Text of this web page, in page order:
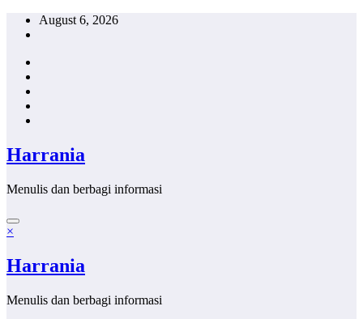
Skip
August 6, 2026
Harrania
Menulis dan berbagi informasi
×
Harrania
Menulis dan berbagi informasi